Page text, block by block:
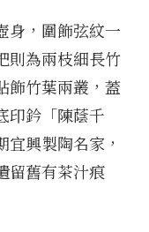
身，圍飾弦紋一
則為兩枝細長竹
飾竹葉兩叢，蓋
印鈐「陳蔭千
興製陶名家，
留舊有茶汁痕